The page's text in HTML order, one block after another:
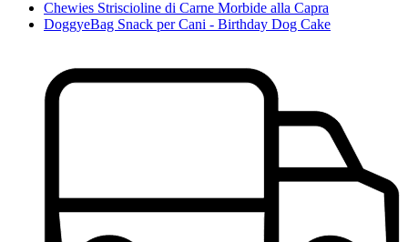
Chewies Striscioline di Carne Morbide alla Capra
DoggyeBag Snack per Cani - Birthday Dog Cake